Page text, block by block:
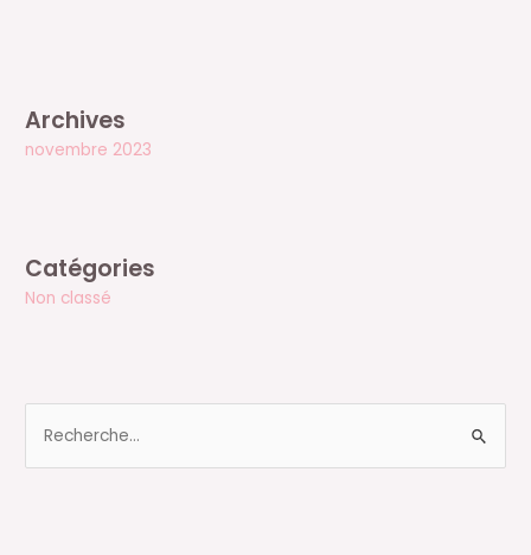
Archives
novembre 2023
Catégories
Non classé
e